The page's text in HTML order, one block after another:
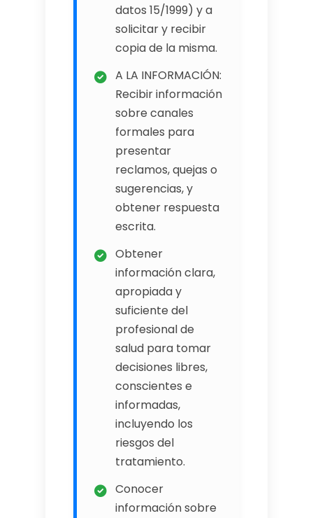
datos 15/1999) y a
solicitar y recibir
copia de la misma.
A LA INFORMACIÓN:
Recibir información
sobre canales
formales para
presentar
reclamos, quejas o
sugerencias, y
obtener respuesta
escrita.
Obtener
información clara,
apropiada y
suficiente del
profesional de
salud para tomar
decisiones libres,
conscientes e
informadas,
incluyendo los
riesgos del
tratamiento.
Conocer
información sobre